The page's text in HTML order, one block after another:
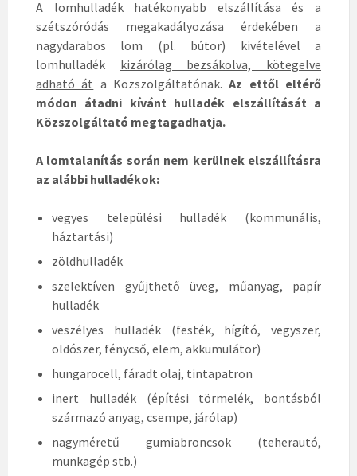
A lomhulladék hatékonyabb elszállítása és a
szétszóródás megakadályozása érdekében a
nagydarabos lom (pl. bútor) kivételével a
lomhulladék kizárólag bezsákolva, kötegelve
adható át a Közszolgáltatónak.Az ettől eltérő
módon átadni kívánt hulladék elszállítását a
Közszolgáltató megtagadhatja.
A lomtalanítás során nem kerülnek elszállításra
az alábbi hulladékok:
vegyes települési hulladék (kommunális,
háztartási)
zöldhulladék
szelektíven gyűjthető üveg, műanyag, papír
hulladék
veszélyes hulladék (festék, hígító, vegyszer,
oldószer, fénycső, elem, akkumulátor)
hungarocell, fáradt olaj, tintapatron
inert hulladék (építési törmelék, bontásból
származó anyag, csempe, járólap)
nagyméretű gumiabroncsok (teherautó,
munkagép stb.)